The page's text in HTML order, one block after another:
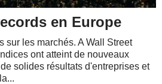
en Europe
sur les marchés. A Wall Street
ont atteint de nouveaux
solides résultats d'entreprises et